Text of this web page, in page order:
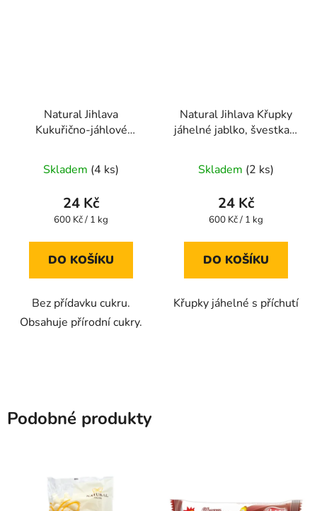
Natural Jihlava
Kukuřično-jáhlové
- jablko 40g
Skladem (4 ks)
24 Kč
Měrná
600 Kč / 1 kg
DO KOŠÍKU
Bez přídavku cukru.
Obsahuje přírodní cukry.
Natural Jihlava Křupky
jáhelné jablko, švestka a
Skladem (2 ks)
24 Kč
Měrná
600 Kč / 1 kg
DO KOŠÍKU
Křupky jáhelné s příchutí
Podobné produkty